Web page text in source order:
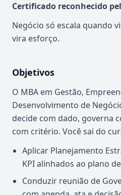
Certificado reconhecido
Negócio só escala quando
vira esforço.
Objetivos
O MBA em Gestão,
Desenvolvimento de
decide com dado, governa
com critério. Você sai do
Aplicar Planejamento
KPI alinhados ao plano
Conduzir reunião de